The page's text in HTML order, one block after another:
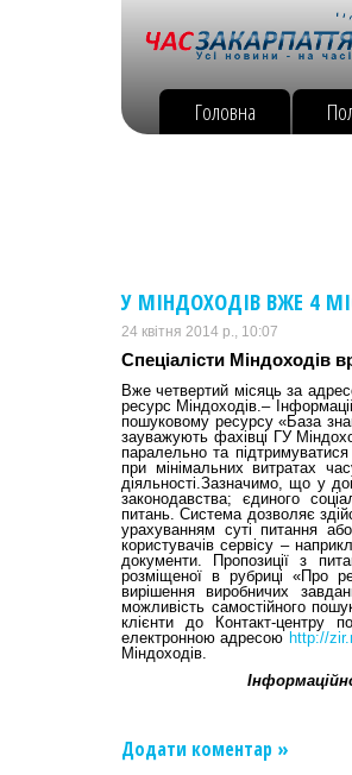
Головна
У МІНДОХОДІВ ВЖЕ 4
24 квітня 2014 р., 10:07
Спеціалісти Міндоходів
Вже четвертий місяць за
ресурс Міндоходів.–
пошуковому ресурсу «База
зауважують фахівці ГУ
паралельно та
при мінімальних витратах
діяльності.Зазначимо, що у
законодавства; єдиного
питань. Система дозволяє
урахуванням суті питання
користувачів сервісу –
документи. Пропозиції з
розміщеної в рубриці «Про
вирішення виробничих
можливість самостійного
клієнти до Контакт-центру
електронною адресою http://
Міндоходів.
Додати коментар »